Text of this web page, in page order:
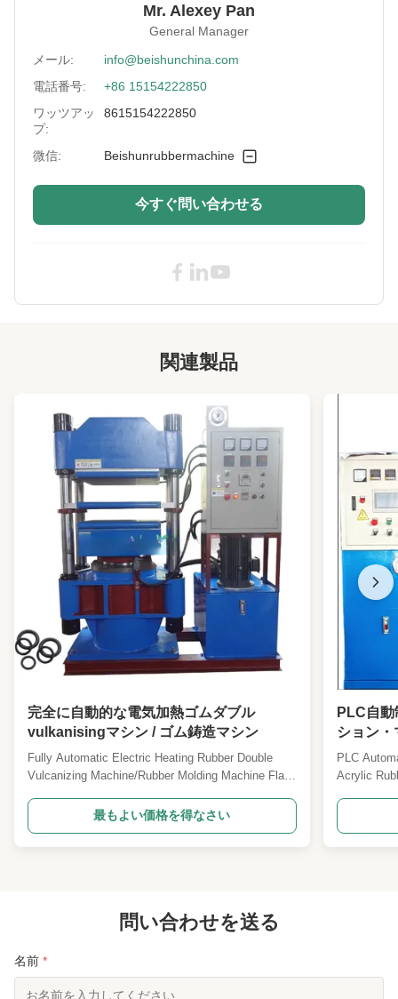
PLC制御
Heaing Plates: #45鋼鉄
Cylinder Material: 鋳鋼
Application:
ス、ゴム製品加硫プレス機
PLC Hydraulic Vulcanizing Press
Vulcanizing Press Machine For Rubber
Mr. Alexey Pan
General Manager
メール:
info@beishunchina.com
電話番号:
+86 15154222850
ワッツアッ
プ:
8615154222850
微信: Beishunrubbermachine
今すぐ問い合わせる
関連製品
完全に自動的な電気加熱ゴムダブル
vulkanisingマシン / ゴム鋳造マシン
Fully Automatic Electric Heating Rubber Double
Vulcanizing Machine/Rubber Molding Machine Flat
is a good helper for rubber and plastic industry. It is
mainly used for mixing and processing of chemical
raw materials such as polymers such as rubber ...
最もよい価格を得なさい
PLC自
ション・
ール・ヴ
PLC
Acrylic
rubber
問い合わせを送る
名前 *